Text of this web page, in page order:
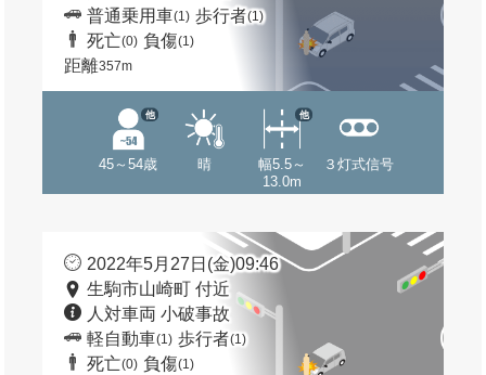
普通乗用車(1) 歩行者(1)
死亡(0) 負傷(1)
距離357m
45～54歳
他
晴
幅5.5～
13.0m
他
３灯式信号
2022年5月27日(金)09:46
生駒市山崎町 付近
人対車両 小破事故
軽自動車(1) 歩行者(1)
死亡(0) 負傷(1)